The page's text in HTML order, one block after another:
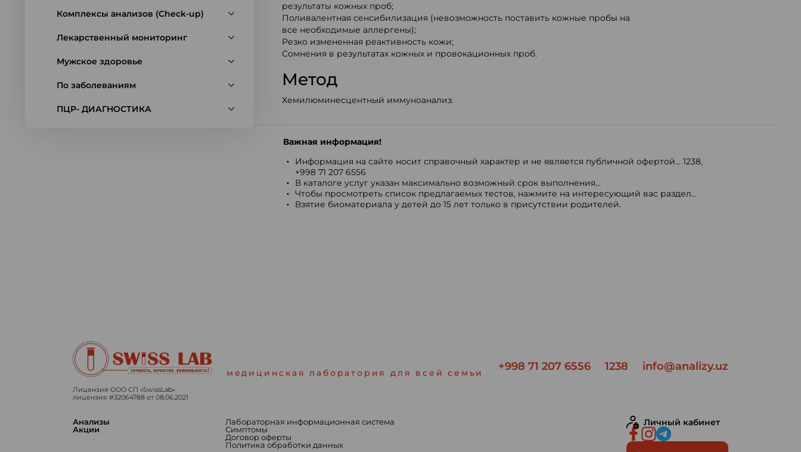
Комплексы анализов (Check-up)
Лекарственный мониторинг
Мужское здоровье
По заболеваниям
ПЦР- ДИАГНОСТИКА
результаты кожных проб;
Поливалентная сенсибилизация (невозможность поставить кожные пробы на
все необходимые аллергены);
Резко измененная реактивность кожи;
Сомнения в результатах кожных и провокационных проб.
Метод
Хемилюминесцентный иммуноанализ.
Важная информация!
Информация на сайте носит справочный характер и не является публичной офертой... 1238,
+998 71 207 6556
В каталоге услуг указан максимально возможный срок выполнения...
Чтобы просмотреть список предлагаемых тестов, нажмите на интересующий вас раздел...
Взятие биоматериала у детей до 15 лет только в присутствии родителей.
медицинская лаборатория для всей семьи +998 71 207 6556 1238 info@analizy.uz
Лицензия ООО СП «SwissLab»
лицензия #32064788 от 08.06.2021
Анализы
Акции
Лабораторная информационная система
Симптомы
Договор оферты
Политика обработки данных
Личный кабинет